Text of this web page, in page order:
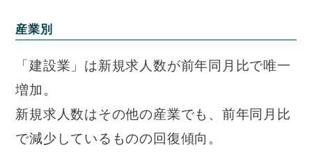
産業別
「建設業」は新規求人数が前年同月比で唯一
増加。
新規求人数はその他の産業でも、前年同月比
で減少しているものの回復傾向。